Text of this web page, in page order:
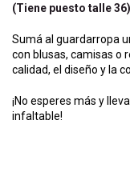
(Tiene puesto talle 36)
Sumá al guardarropa
con blusas, camisas o
calidad, el diseño y la
¡No esperes más y
infaltable!